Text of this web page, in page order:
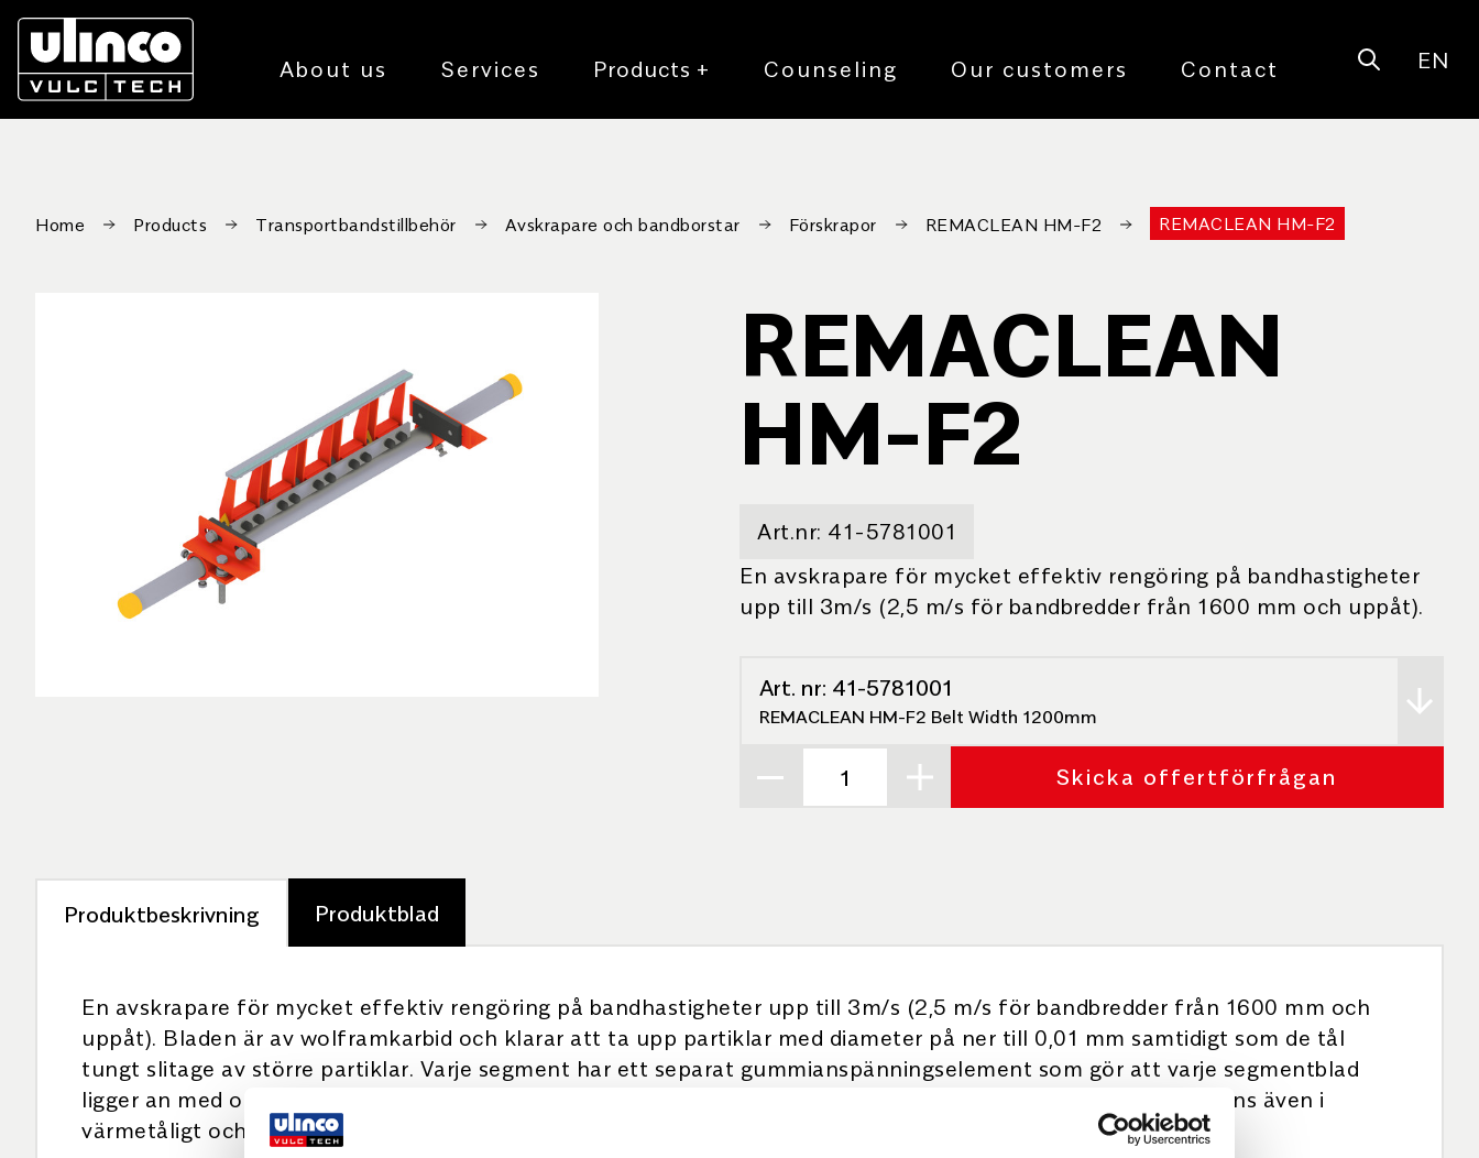
About us Services Products + Counseling Our customers Contact OpenEN
Home Products Transportbandstillbehör Avskrapare och bandborstar Förskrapor REMACLEAN HM-F2 REMACLEAN HM-F2
REMACLEAN
HM-F2
Art.nr: 41-5781001
En avskrapare för mycket effektiv rengöring på bandhastigheter
upp till 3m/s (2,5 m/s för bandbredder från 1600 mm och uppåt).
Art. nr: 41-5781001
REMACLEAN HM-F2 Belt Width 1200mm
Skicka offertförfrågan
Produktbeskrivning Produktblad
En avskrapare för mycket effektiv rengöring på bandhastigheter upp till 3m/s (2,5 m/s för bandbredder från 1600 mm och
uppåt). Bladen är av wolframkarbid och klarar att ta upp partiklar med diameter på ner till 0,01 mm samtidigt som de tål
tungt slitage av större partiklar. Varje segment har ett separat gummianspänningselement som gör att varje segmentblad
ligger an med optimal belastning vilket medför både säkrare och effektivare rengöring. Remaclean HM-F2 finns även i
värmetåligt och i kemikaliebeständigare utförande.